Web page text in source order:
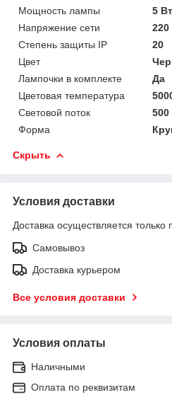
Мощность лампы
5 Вт
Напряжение сети
220
Степень защиты IP
20
Цвет
Лампочки в комплекте
Да
Цветовая температура
Световой поток
Форма
Скрыть
Условия доставки
Доставка осуществляется только
Самовывоз
Доставка курьером
Все условия доставки
Условия оплаты
Наличными
Оплата по реквизитам